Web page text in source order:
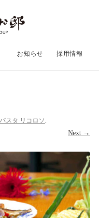
お知らせ 採用情報
パスタ リコロソ
Next →